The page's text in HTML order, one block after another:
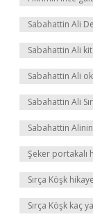
Sabahattin Ali
Sabahattin Ali
Sabahattin Ali
Sabahattin Ali
Sabahattin
Şeker portakalı
Sırça Köşk
Sırça Köşk kaç